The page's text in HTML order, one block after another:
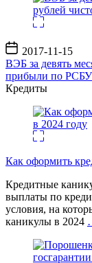
Дата
записи
2017-11-15
ВЭБ за девять
прибыли по РСБУ
Кредиты
Как оформить
Кредитные
выплаты по
условия, на
каникулы в 2024